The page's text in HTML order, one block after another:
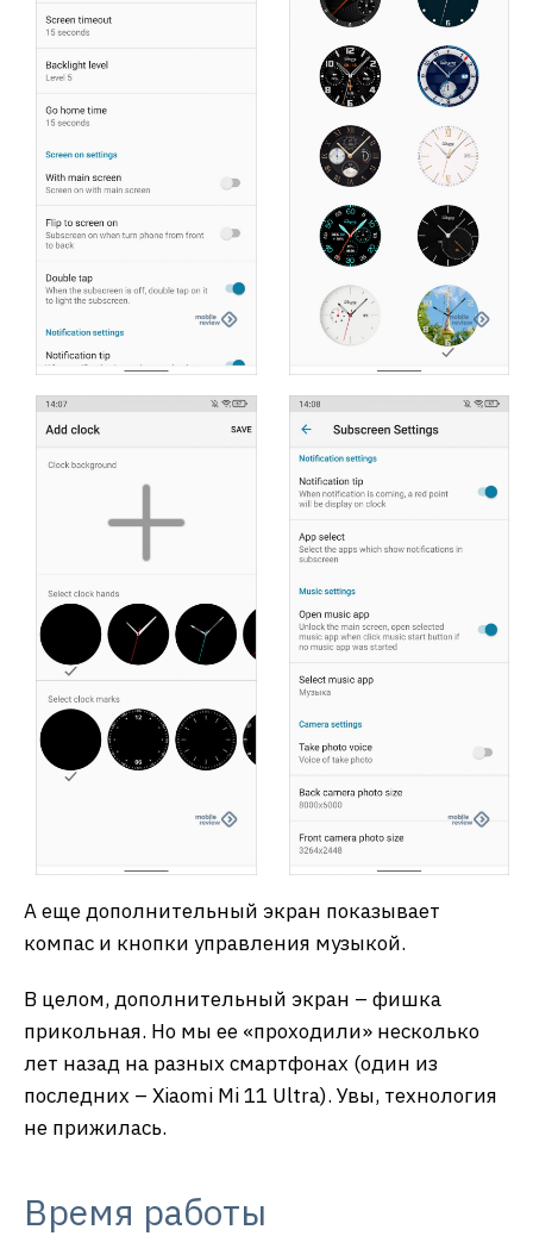
А еще дополнительный экран показывает
компас и кнопки управления музыкой.
В целом, дополнительный экран – фишка
прикольная. Но мы ее «проходили» несколько
лет назад на разных смартфонах (один из
последних – Xiaomi Mi 11 Ultra). Увы, технология
не прижилась.
Время работы